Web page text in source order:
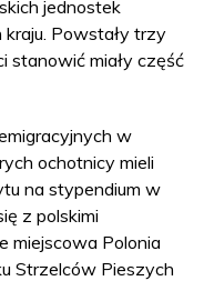
jednostek
Powstały trzy
stanowić miały część
w
ochotnicy mieli
na stypendium w
z polskimi
miejscowa Polonia
Strzelców Pieszych